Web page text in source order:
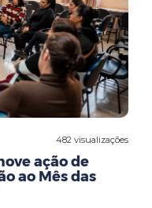
482 visualizações
ação de
ao Mês das